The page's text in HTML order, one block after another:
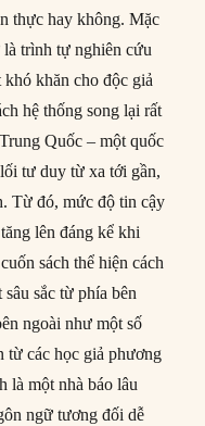
thực hay không. Mặc
trình tự nghiên cứu
khăn cho độc giả
hệ thống song lại rất
Quốc – một quốc
tư duy từ xa tới gần,
Từ đó, mức độ tin cậy
lên đáng kể khi
sách thể hiện cách
sắc từ phía bên
ngoài như một số
từ các học giả phương
là một nhà báo lâu
ngữ tương đối dễ